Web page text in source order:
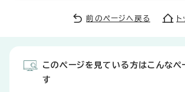
前のページへ戻る
このページを見ている方はこんなペ
す